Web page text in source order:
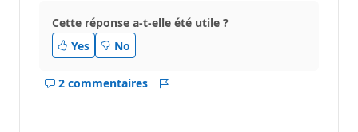
Cette réponse a-t-elle été utile ?
Yes
No
2 commentaires
Afficher